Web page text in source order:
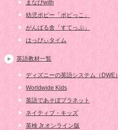
まなびwith
幼児ポピー「ポピっこ」
がんばる舎「すてっぷ」
はっぴぃタイム
英語教材一覧
ディズニーの英語システム（DWE）
Worldwide Kids
英語であそぼプラネット
ネイティブ・キッズ
英検 Jr.オンライン版